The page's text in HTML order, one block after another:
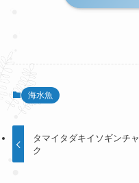
海水魚
タマイタダキイソギンチャ
ク